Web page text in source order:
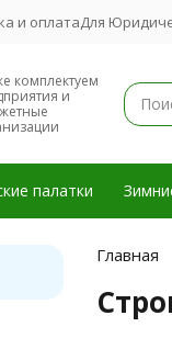
и оплатаДля
комплектуем
и
палатки
Главная